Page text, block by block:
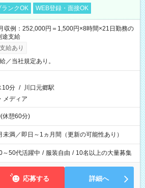
ランクOK WEB登録・面接OK
収例：252,000円＝1,500円×8時間×21日勤務の
途支給
給あり
／当社規定あり。
10分 / 川口元郷駅
メディア
休憩60分)
未満／即日～1ヵ月間（更新の可能性あり）
～50代活躍中 / 服装自由 / 10名以上の大量募集
応募する 詳細へ